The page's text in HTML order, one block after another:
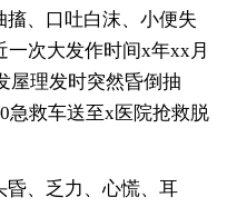
、口吐白沫、小便失
次大发作时间x年xx月
屋理发时突然昏倒抽
急救车送至x医院抢救脱
、乏力、心慌、耳